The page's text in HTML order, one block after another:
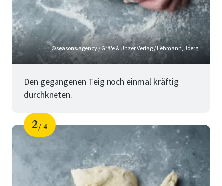
© seasons.agency / Gräfe & Unzer Verlag / Lehmann, Joerg
Den gegangenen Teig noch einmal kräftig
durchkneten.
Schritt
2
von
4
für
Hefezopf
flechten